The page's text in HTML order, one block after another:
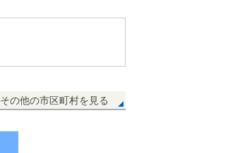
その他の市区町村を見る